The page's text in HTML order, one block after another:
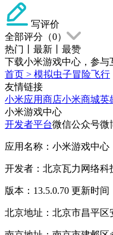
写评价
全部评分（0）
热门
最新
最赞
下载小米游戏中心，参与
首页 > 模拟虫子冒险飞行
友情链接
小米应用商店小米商城英
小米游戏中心
开发者平台微信公众号微
应用名称：小米游戏中心
开发者：北京瓦力网络科
版本：13.5.0.70 更新时间
北京地址：北京市昌平区